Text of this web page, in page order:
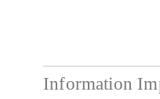
Information